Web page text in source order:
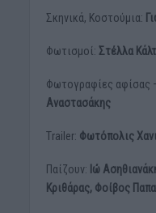
Σκηνικά, Κοστούμια:
Φωτισμοί: Στέλλα
Φωτογραφίες αφίσας
Αναστασάκης
Τrailer: Φωτόπολις
Παίζουν: Ιώ
Κριθάρας, Φοίβος